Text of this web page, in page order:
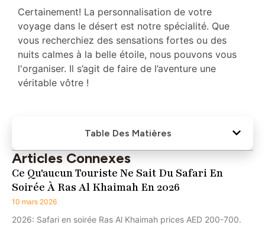
Certainement! La personnalisation de votre
voyage dans le désert est notre spécialité. Que
vous recherchiez des sensations fortes ou des
nuits calmes à la belle étoile, nous pouvons vous
l'organiser. Il s’agit de faire de l’aventure une
véritable vôtre !
Table Des Matières
Articles Connexes
Ce Qu'aucun Touriste Ne Sait Du Safari En
Soirée À Ras Al Khaimah En 2026
10 mars 2026
2026: Safari en soirée Ras Al Khaimah prices AED 200-700.